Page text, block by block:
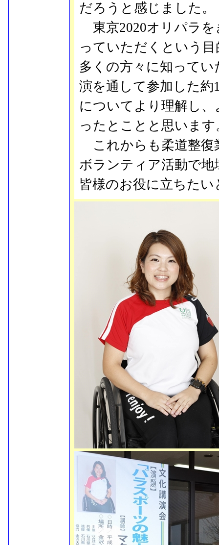
だろうと感じました。
東京2020オリパラを
っていただくという
多くの方々に知って
演を通して参加した約
についてより理解し
ったとことと思います
これからも柔道整復
ボランティア活動で
皆様のお役に立ちた